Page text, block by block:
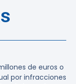
de euros o
por infracciones